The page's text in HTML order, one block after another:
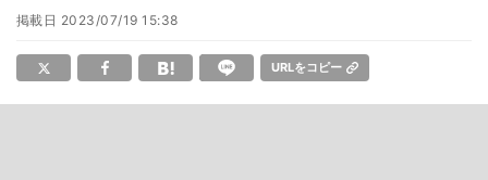
掲載日 2023/07/19 15:38
URLをコピー